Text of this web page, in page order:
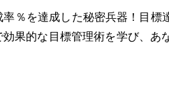
率90％を達成した秘密兵器！
果的な目標管理術を学び、あ